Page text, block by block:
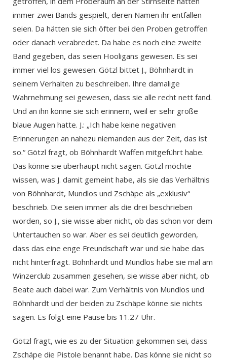
immer zwei Bands gespielt, deren Namen ihr entfallen
seien. Da hätten sie sich öfter bei den Proben getroffen
oder danach verabredet. Da habe es noch eine zweite
Band gegeben, das seien Hooligans gewesen. Es sei
immer viel los gewesen. Götzl bittet J., Böhnhardt in
seinem Verhalten zu beschreiben. Ihre damalige
Wahrnehmung sei gewesen, dass sie alle recht nett fand.
Und an ihn könne sie sich erinnern, weil er sehr große
blaue Augen hatte. J.: „Ich habe keine negativen
Erinnerungen an nahezu niemanden aus der Zeit, das ist
so.“ Götzl fragt, ob Böhnhardt Waffen mitgeführt habe.
Das könne sie überhaupt nicht sagen. Götzl möchte
wissen, was J. damit gemeint habe, als sie das Verhältnis
von Böhnhardt, Mundlos und Zschäpe als „exklusiv“
beschrieb. Die seien immer als die drei beschrieben
worden, so J., sie wisse aber nicht, ob das schon vor dem
Untertauchen so war. Aber es sei deutlich geworden,
dass das eine enge Freundschaft war und sie habe das
nicht hinterfragt. Böhnhardt und Mundlos habe sie mal am
Winzerclub zusammen gesehen, sie wisse aber nicht, ob
Beate auch dabei war. Zum Verhältnis von Mundlos und
Böhnhardt und der beiden zu Zschäpe könne sie nichts
sagen. Es folgt eine Pause bis 11.27 Uhr.
Götzl fragt, wie es zu der Situation gekommen sei, dass
Zschäpe die Pistole benannt habe. Das könne sie nicht so